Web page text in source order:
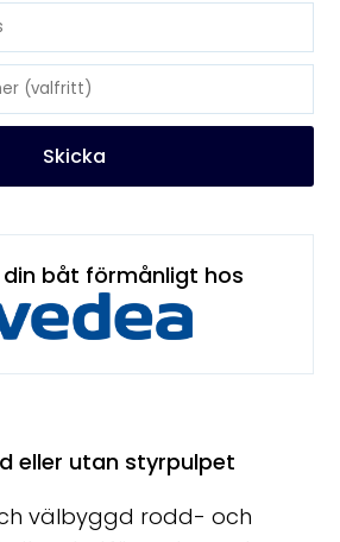
Skicka
din båt förmånligt hos
eller utan styrpulpet
välbyggd rodd- och